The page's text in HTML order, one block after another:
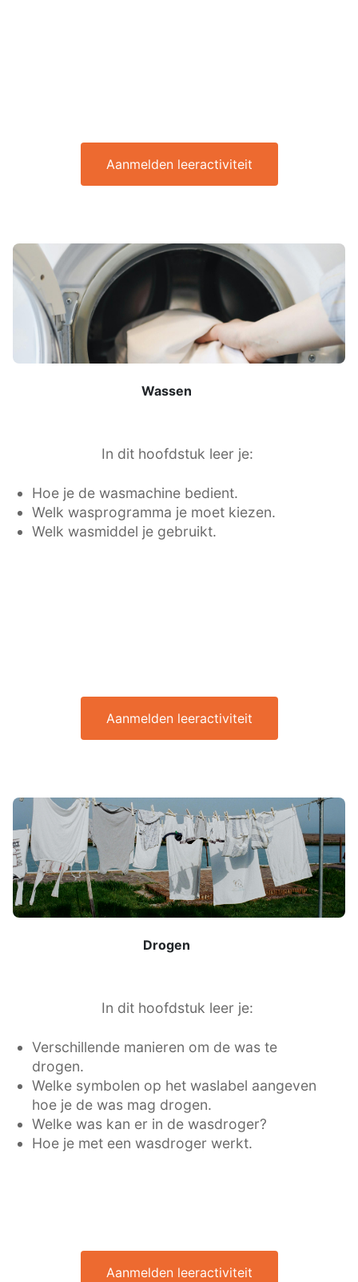
Aanmelden leeractiviteit
Wassen
In dit hoofdstuk leer je:
Hoe je de wasmachine bedient.
Welk wasprogramma je moet kiezen.
Welk wasmiddel je gebruikt.
Aanmelden leeractiviteit
Drogen
In dit hoofdstuk leer je:
Verschillende manieren om de was te
drogen.
Welke symbolen op het waslabel aangeven
hoe je de was mag drogen.
Welke was kan er in de wasdroger?
Hoe je met een wasdroger werkt.
Aanmelden leeractiviteit